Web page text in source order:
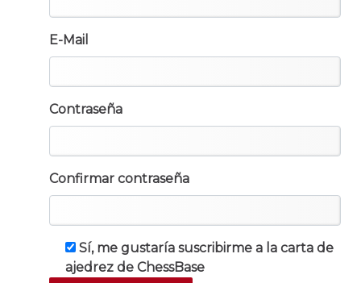
E-Mail
Contraseña
Confirmar contraseña
Sí, me gustaría suscribirme a la carta de
ajedrez de ChessBase